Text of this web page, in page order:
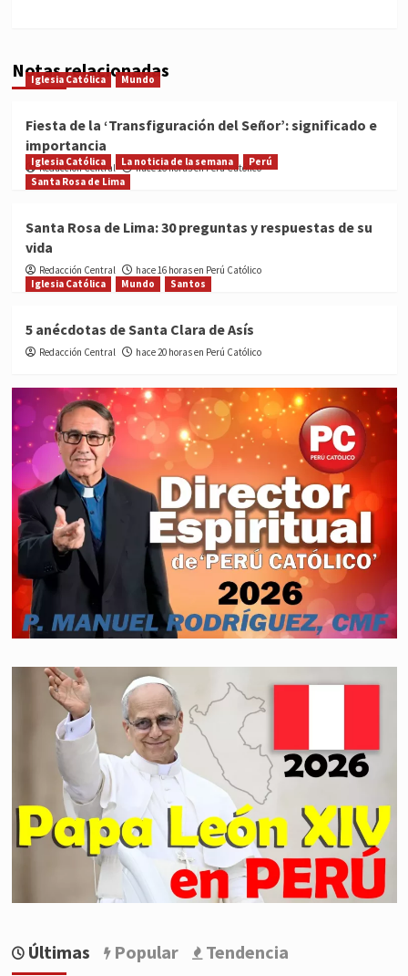
Notas relacionadas
Iglesia Católica Mundo
Fiesta de la ‘Transfiguración del Señor’: significado e
importancia
Redacción Central hace 16 horas en Perú Católico
Iglesia Católica La noticia de la semana
Perú
Santa Rosa de Lima
Santa Rosa de Lima: 30 preguntas y respuestas de su
vida
Redacción Central
hace 16 horas en Perú Católico
Iglesia Católica
Mundo Santos
5 anécdotas de Santa Clara de Asís
Redacción Central hace 20 horas en Perú Católico
Últimas Popular Tendencia